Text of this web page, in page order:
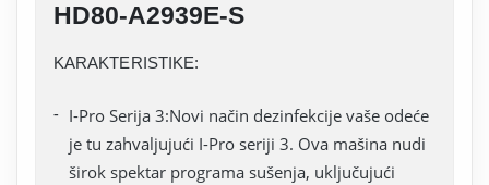
HD80-A2939E-S
KARAKTERISTIKE:
I-Pro Serija 3:Novi način dezinfekcije vaše odeće
je tu zahvaljujući I-Pro seriji 3. Ova mašina nudi
širok spektar programa sušenja, uključujući